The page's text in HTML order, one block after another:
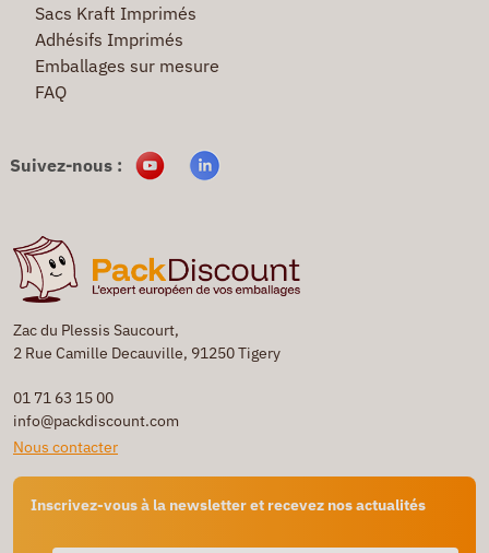
Zac du Plessis Saucourt,
2 Rue Camille Decauville, 91250 Tigery
01 71 63 15 00
info@packdiscount.com
Nous contacter
Inscrivez-vous à la newsletter et recevez nos actualités
Sacs Kraft Imprimés
Adhésifs Imprimés
Emballages sur mesure
FAQ
Suivez-nous :